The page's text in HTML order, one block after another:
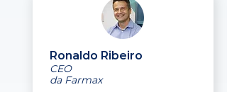
Ronaldo Ribeiro
CEO
da Farmax